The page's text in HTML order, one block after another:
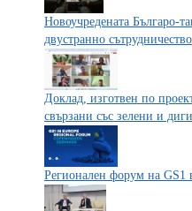
Новоучредената Българо-
двустранно сътрудничество
Доклад, изготвен по
свързани със зелени и
Регионален форум на GS1